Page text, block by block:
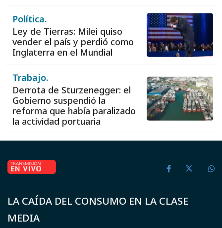
Política.
Ley de Tierras: Milei quiso
vender el país y perdió como
Inglaterra en el Mundial
Trabajo.
Derrota de Sturzenegger: el
Gobierno suspendió la
reforma que había paralizado
la actividad portuaria
LA CAÍDA DEL CONSUMO EN LA CLASE
MEDIA